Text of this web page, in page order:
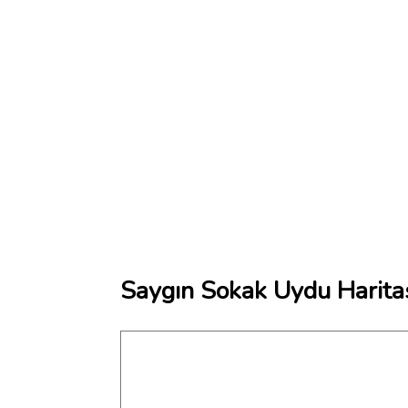
Saygın Sokak Uydu